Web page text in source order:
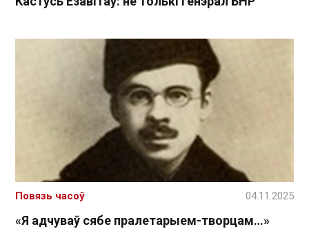
«Я адчуваў сябе пралетарыем-творцам…»
Повязь часоў 04.11.2025